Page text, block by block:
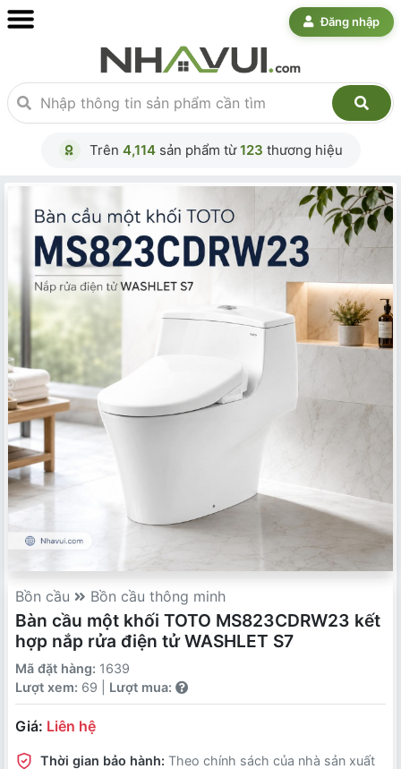
Đăng nhập
Trên 4,114sản phẩm từ123 thương hiệu
Bồn cầu Bồn cầu thông minh
Bàn cầu một khối TOTO MS823CDRW23 kết
hợp nắp rửa điện tử WASHLET S7
Mã đặt hàng: 1639
Lượt xem: 69 | Lượt mua:
Giá: Liên hệ
Thời gian bảo hành: Theo chính sách của nhà sản xuất